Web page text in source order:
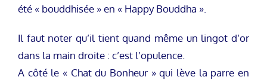
été « bouddhisée » en « Happy Bouddha ».
Il faut noter qu’il tient quand même un lingot d’or
dans la main droite : c’est l’opulence.
A côté le « Chat du Bonheur » qui lève la parre en